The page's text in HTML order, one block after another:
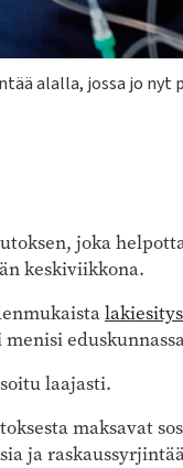
alalla, jossa jo
joka
keskiviikkona.
laajasti.
maksavat
ja